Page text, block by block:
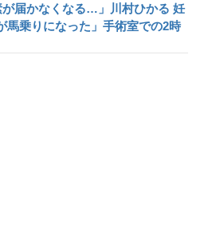
届かなくなる…」川村ひかる 妊
馬乗りになった」手術室での2時